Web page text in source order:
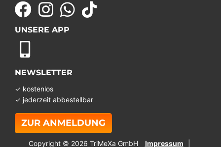
UNSERE APP
NEWSLETTER
✓ kostenlos
✓ jederzeit abbestellbar
ZUR ANMELDUNG
Copyright © 2026 TriMeXa GmbH Impressum